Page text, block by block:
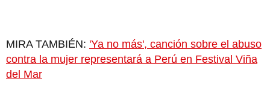
MIRA TAMBIÉN: 'Ya no más', canción sobre el abuso
contra la mujer representará a Perú en Festival Viña
del Mar